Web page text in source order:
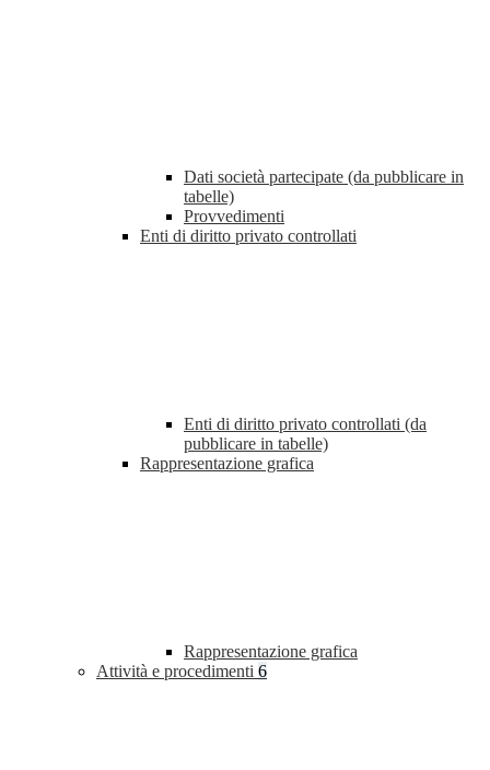
Dati società partecipate (da pubblicare in
tabelle)
Provvedimenti
Enti di diritto privato controllati
Enti di diritto privato controllati (da
pubblicare in tabelle)
Rappresentazione grafica
Rappresentazione grafica
Attività e procedimenti 6